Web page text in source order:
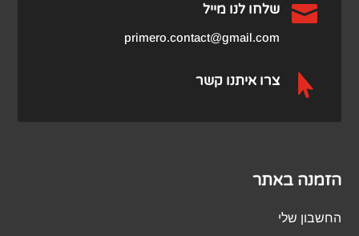
 שלחו לנו מייל
primero.contact@gmail.com
 צרו איתנו קשר
הזמנה באתר
החשבון שלי